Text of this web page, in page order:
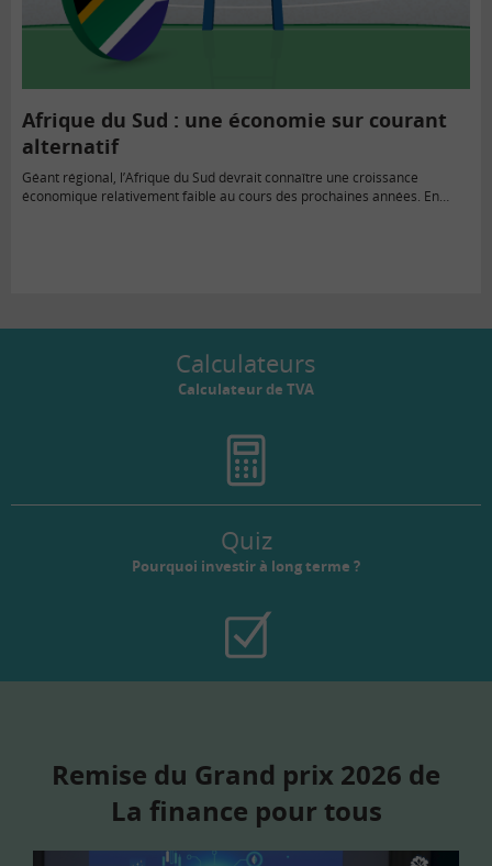
Afrique du Sud : une économie sur courant
alternatif
Géant régional, l’Afrique du Sud devrait connaître une croissance
économique relativement faible au cours des prochaines années. En…
Calculateurs
Calculateur de TVA
Quiz
Pourquoi investir à long terme ?
Remise du Grand prix 2026 de
La finance pour tous